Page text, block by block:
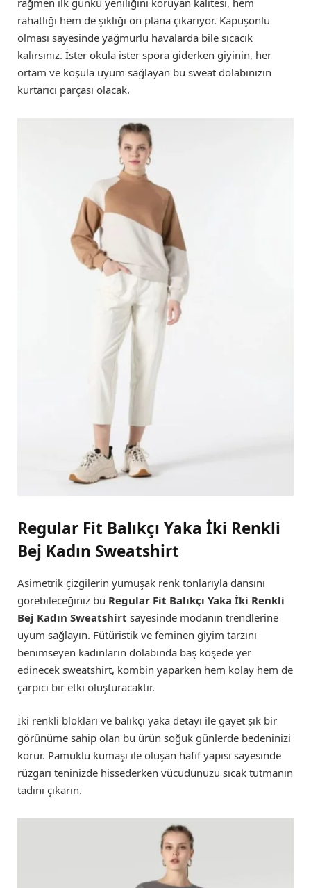
rağmen ilk günkü yeniliğini koruyan kalitesi, hem
rahatlığı hem de şıklığı ön plana çıkarıyor. Kapüşonlu
olması sayesinde yağmurlu havalarda bile sıcacık
kalırsınız. İster okula ister spora giderken giyinin, her
ortam ve koşula uyum sağlayan bu sweat dolabınızın
kurtarıcı parçası olacak.
Regular Fit Balıkçı Yaka İki Renkli
Bej Kadın Sweatshirt
Asimetrik çizgilerin yumuşak renk tonlarıyla dansını
görebileceğiniz bu Regular Fit Balıkçı Yaka İki Renkli
Bej Kadın Sweatshirt sayesinde modanın trendlerine
uyum sağlayın. Fütüristik ve feminen giyim tarzını
benimseyen kadınların dolabında baş köşede yer
edinecek sweatshirt, kombin yaparken hem kolay hem de
çarpıcı bir etki oluşturacaktır.
İki renkli blokları ve balıkçı yaka detayı ile gayet şık bir
görünüme sahip olan bu ürün soğuk günlerde bedeninizi
korur. Pamuklu kumaşı ile oluşan hafif yapısı sayesinde
rüzgarı teninizde hissederken vücudunuzu sıcak tutmanın
tadını çıkarın.